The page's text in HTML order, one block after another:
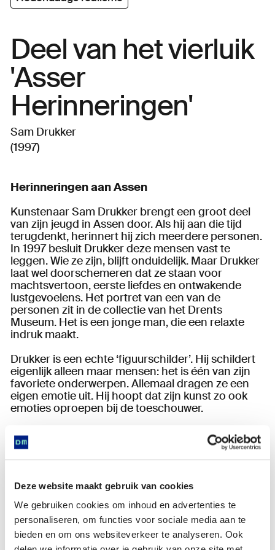
Deze website maakt gebruik van cookies
We gebruiken cookies om inhoud en advertenties te
personaliseren, om functies voor sociale media aan te
bieden en om ons websiteverkeer te analyseren. Ook
Deel van het vierluik
'Asser
Herinneringen'
Sam Drukker
(1997)
Herinneringen aan Assen
Kunstenaar Sam Drukker brengt een groot deel
van zijn jeugd in Assen door. Als hij aan die tijd
terugdenkt, herinnert hij zich meerdere personen.
In 1997 besluit Drukker deze mensen vast te
leggen. Wie ze zijn, blijft onduidelijk. Maar Drukker
laat wel doorschemeren dat ze staan voor
machtsvertoon, eerste liefdes en ontwakende
lustgevoelens. Het portret van een van de
personen zit in de collectie van het Drents
Museum. Het is een jonge man, die een relaxte
indruk maakt.
Drukker is een echte ‘figuurschilder’. Hij schildert
eigenlijk alleen maar mensen: het is één van zijn
favoriete onderwerpen. Allemaal dragen ze een
eigen emotie uit. Hij hoopt dat zijn kunst zo ook
emoties oproepen bij de toeschouwer.
Deze zogeheten
schildert
Drukker op ‘levend materiaal’. Hij gebruikt hout,
op hebben achtergelaten. Dit zeil is levensgroot:
maar liefst 180 bij 75 centimeter!
Objectgegevens